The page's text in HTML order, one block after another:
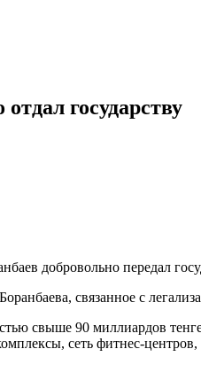
государству
добровольно передал
связанное с
свыше 90 миллиардов
сеть фитнес-